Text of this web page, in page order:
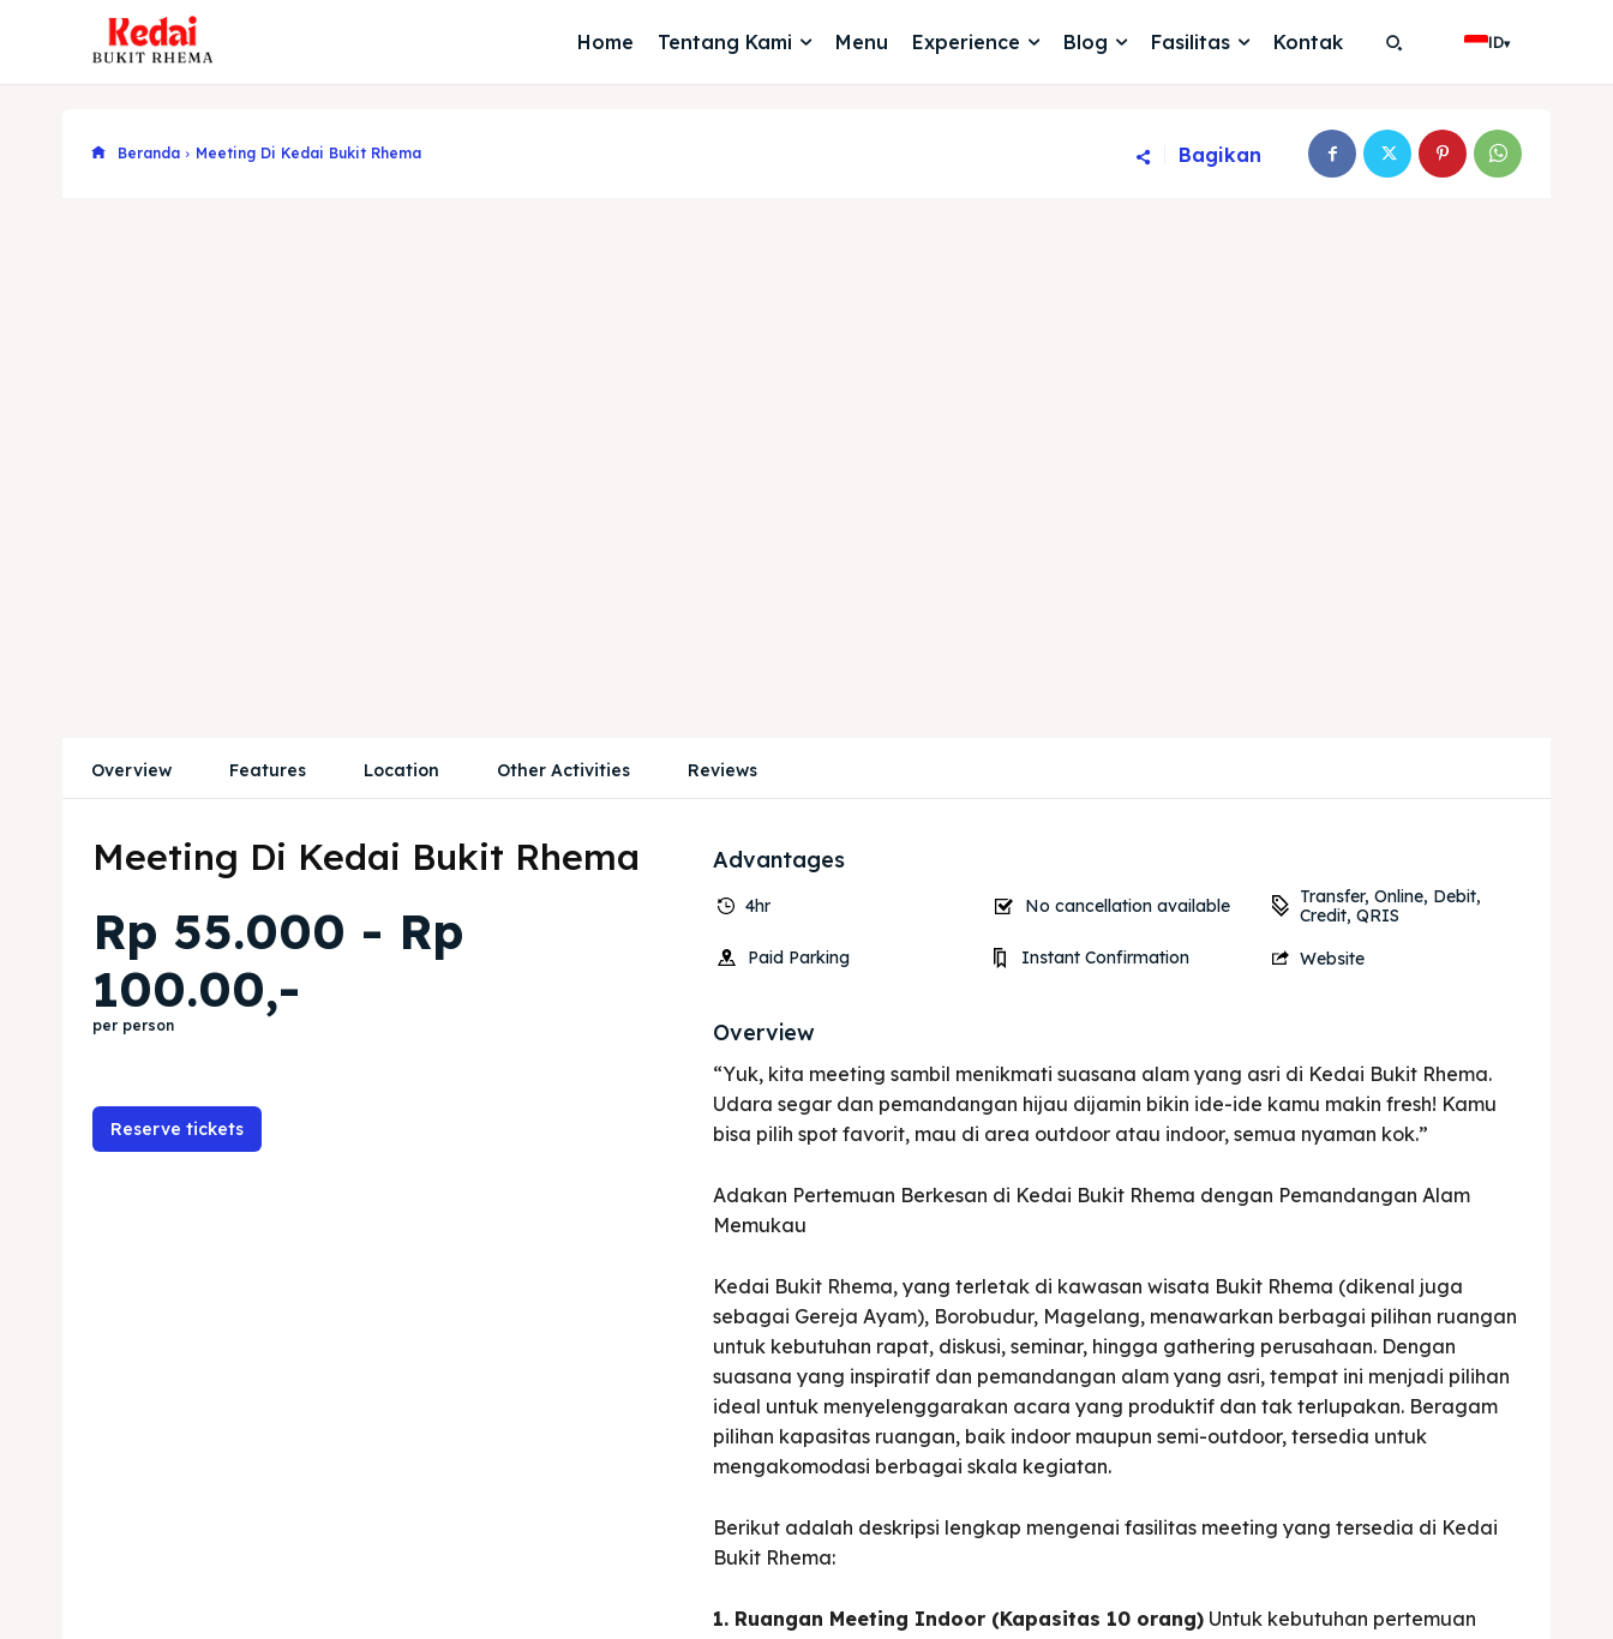
Home Tentang Kami Menu Experience Blog Fasilitas Kontak ID▾
Beranda Meeting Di Kedai Bukit Rhema Bagikan
Overview Features Location Other Activities Reviews
Meeting Di Kedai Bukit Rhema
Rp 55.000 - Rp
100.00,-
per person
Reserve tickets
Advantages
4hr No cancellation available
Transfer, Online, Debit,
Credit, QRIS
Paid Parking
Instant Confirmation Website
Overview
“Yuk, kita meeting sambil menikmati suasana alam yang asri di Kedai Bukit Rhema.
Udara segar dan pemandangan hijau dijamin bikin ide-ide kamu makin fresh! Kamu
bisa pilih spot favorit, mau di area outdoor atau indoor, semua nyaman kok.”
Adakan Pertemuan Berkesan di Kedai Bukit Rhema dengan Pemandangan Alam
Memukau
Kedai Bukit Rhema, yang terletak di kawasan wisata Bukit Rhema (dikenal juga
sebagai Gereja Ayam), Borobudur, Magelang, menawarkan berbagai pilihan ruangan
untuk kebutuhan rapat, diskusi, seminar, hingga gathering perusahaan. Dengan
suasana yang inspiratif dan pemandangan alam yang asri, tempat ini menjadi pilihan
ideal untuk menyelenggarakan acara yang produktif dan tak terlupakan. Beragam
pilihan kapasitas ruangan, baik indoor maupun semi-outdoor, tersedia untuk
mengakomodasi berbagai skala kegiatan.
Berikut adalah deskripsi lengkap mengenai fasilitas meeting yang tersedia di Kedai
Bukit Rhema:
1. Ruangan Meeting Indoor (Kapasitas 10 orang)Untuk kebutuhan pertemuan